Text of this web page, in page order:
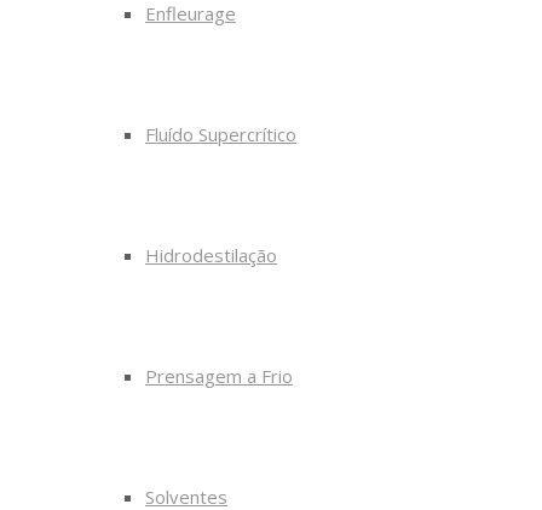
Enfleurage
Fluído Supercrítico
Hidrodestilação
Prensagem a Frio
Solventes